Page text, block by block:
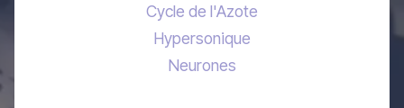
Cycle de l'Azote
Hypersonique
Neurones